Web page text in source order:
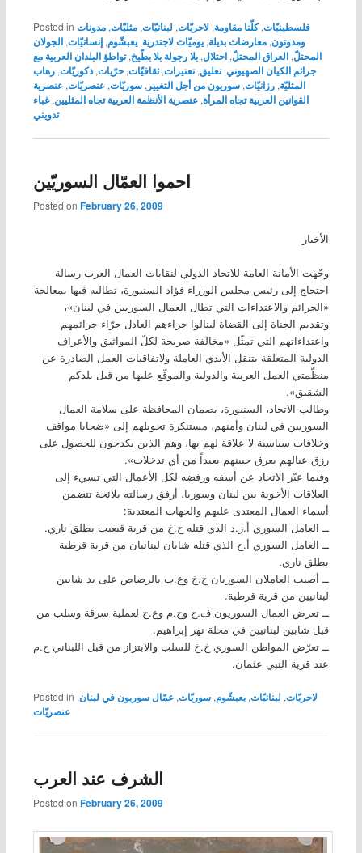
Posted in فلسطينيّات,كلّنا مقاومة,لاحريّات, لبنانيّات,مثليّات,مدونات
ومدونون,معارضات بديلة,يوميّات لاجندرية,يعبشّوم,إنسانيّات,الجولان
المحتلّ,العراق المحتلّ,احتلال,بلا رجولة بلا بطّيخ,تواطؤ البلدان العربية مع
جرائم الكيان الصهيوني,تعليق,تعتيرات,ثقافيّات,حرّيات,ذكوريّات,رهاب
المثليّة,رزانيّات,سوريون من أجل التغيير,سوريّات,عنصريّات,عنصرية
القوانين العربية تجاه المرأة,عنصرية الأنظمة العربية تجاه المثليين,غباء
تدويني
احموا العمّال السوريّين
Posted on February 26, 2009
الأخبار
وجّهت الأمانة العامة للاتحاد الدولي لنقابات العمال العرب رسالة
احتجاج إلى رئيس مجلس الوزراء فؤاد السنيورة، تطالبه فيها بمعالجة
«الجرائم والاعتداءات التي تطال العمال السوريين في لبنان»،
وتقديم الجناة إلى القضاة لينالوا جزاءهم العادل جرّاء جرائمهم
واعتداءاتهم التي تمثّل «مخالفة صريحة لكلّ المواثيق والأعراف
الدولية المتعلقة بتنقل الأيدي العاملة ولاتفاقيات العمل الصادرة عن
منظّمتي العمل العربية والدولية والموقّع عليها من قبل بلدكم
الشقيق».
وطالب الاتحاد، السنيورة، بضمان المحافظة على سلامة العمال
السوريين في لبنان وأمنهم، مستنكرة تحويلهم إلى «ضحايا مواقف
وخلافات سياسية لا علاقة لهم بها، وهم الذين يكدحون للحصول على
رزق عيالهم بعرق جبينهم بعيداً من أي تدخلات».
وفيما عبّر الاتحاد عن أسفه ورفضه لكل الأعمال التي تسيء إلى
العلاقات الأخوية بين لبنان وسوريا، أرفق رسالته بلائحة تتضمن
أسماء العمال المعتدى عليهم والجهات المعتدية:
ــ العامل السوري أ.ز.د الذي قتله ح.خ من قرية قبعيت بطلق ناري.
ــ العامل السوري أ.ح الذي قتله شابان لبنانيان من قرية قرطبة
بطلق ناري.
ــ أصيب العاملان السوريان ح.خ وع.ب بالرصاص على يد شابين
لبنانيين من قرية قرطبة.
ــ تعرض العمال السوريون ف.ح وح.م وع.ح لعملية سرقة وسلب من
قبل شابين لبنانيين في محلة نهر إبراهيم.
ــ تعرّض المواطن السوري خ.خ للسلب والابتزاز من قبل اللبناني ح.م
عند قرية النبي عثمان.
Posted in لاحريّات, لبنانيّات,يعبشّوم,سوريّات,عمّال سوريون في لبنان,
عنصريّات
الشرف عند العرب
Posted on February 26, 2009